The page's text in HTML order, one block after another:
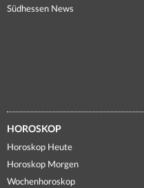
Südhessen News
HOROSKOP
Horoskop Heute
Horoskop Morgen
Wochenhoroskop